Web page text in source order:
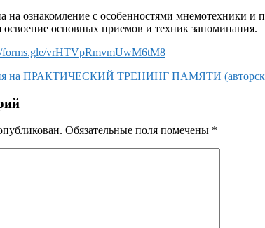
на ознакомление с особенностями мнемотехники и
освоение основных приемов и техник запоминания.
forms.gle/vrHTVpRmvmUwM6tM8
на ПРАКТИЧЕСКИЙ ТРЕНИНГ ПАМЯТИ
Обязательные поля помечены *